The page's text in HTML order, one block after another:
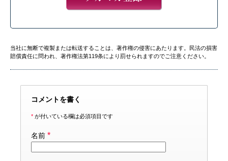
当社に無断で複製または転送することは、著作権の侵害にあたります。民法の損害
賠償責任に問われ、著作権法第119条により罰せられますのでご注意ください。
コメントを書く
* が付いている欄は必須項目です
名前 *